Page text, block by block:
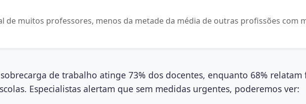
de muitos professores, menos da metade da média de outras profissões com
de trabalho atinge 73% dos docentes, enquanto 68% relatam
Especialistas alertam que sem medidas urgentes, poderemos ver: